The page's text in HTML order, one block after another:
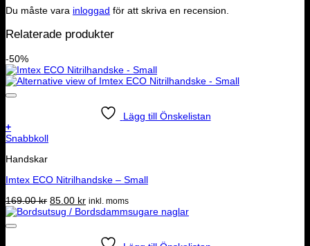
Du måste vara inloggad för att skriva en recension.
Relaterade produkter
-50%
Lägg till Önskelistan
+
Snabbkoll
Handskar
Imtex ECO Nitrilhandske – Small
169.00kr Det
ursprungliga
85.00 krDet
nuvarande
inkl. moms